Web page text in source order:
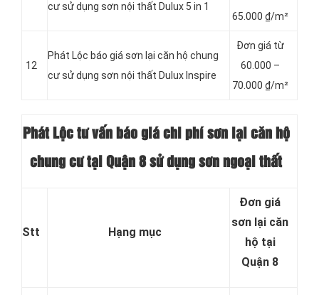
cư sử dụng sơn nội thất Dulux 5 in 1
65.000 ₫/m²
12
Phát Lộc báo giá sơn lại căn hộ chung
cư sử dụng sơn nội thất Dulux Inspire
Đơn giá từ
60.000 –
70.000 ₫/m²
Phát Lộc tư vấn báo giá chi phí sơn lại căn hộ
chung cư tại Quận 8 sử dụng sơn ngoại thất
Stt Hạng mục
Đơn giá
sơn lại căn
hộ tại
Quận 8